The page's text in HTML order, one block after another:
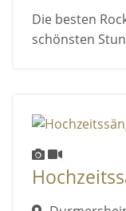
Die besten
schönsten